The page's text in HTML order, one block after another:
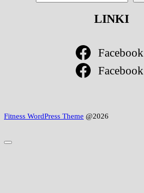
LINKI
Facebook
Facebook
Fitness WordPress Theme @2026
Scroll